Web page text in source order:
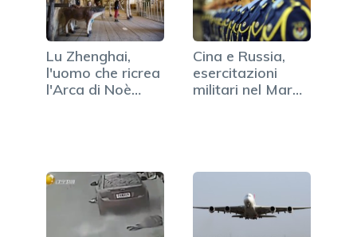
Lu Zhenghai,
l'uomo che ricrea
l'Arca di Noè
Cina e Russia,
esercitazioni
militari nel Mar